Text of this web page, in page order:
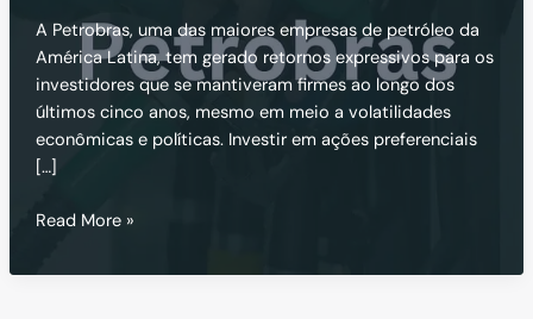
A Petrobras, uma das maiores empresas de petróleo da
América Latina, tem gerado retornos expressivos para os
investidores que se mantiveram firmes ao longo dos
últimos cinco anos, mesmo em meio a volatilidades
econômicas e políticas. Investir em ações preferenciais
[…]
Petrobras
Transformou
Read More »